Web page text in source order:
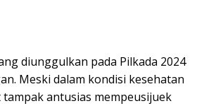
diunggulkan pada Pilkada 2024
Meski dalam kondisi kesehatan
antusias mempeusijuek